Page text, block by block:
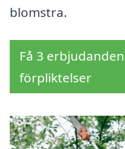
blomstra.
Få 3
förpliktelser